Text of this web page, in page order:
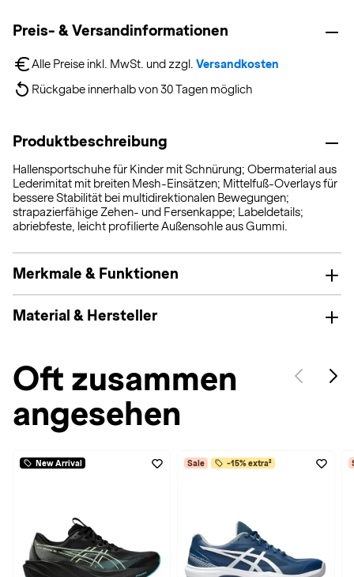
Preis- & Versandinformationen
Alle Preise inkl. MwSt. und zzgl. Versandkosten
Rückgabe innerhalb von 30 Tagen möglich
Produktbeschreibung
Hallensportschuhe für Kinder mit Schnürung; Obermaterial aus
Lederimitat mit breiten Mesh-Einsätzen; Mittelfuß-Overlays für
bessere Stabilität bei multidirektionalen Bewegungen;
strapazierfähige Zehen- und Fersenkappe; Labeldetails;
abriebfeste, leicht profilierte Außensohle aus Gummi.
Merkmale & Funktionen
Material & Hersteller
Oft zusammen
angesehen
New Arrival Sale -15% extra²